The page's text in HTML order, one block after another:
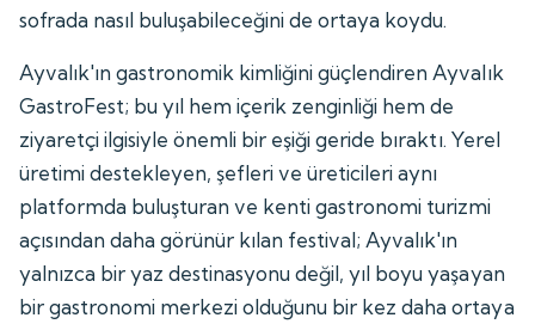
sofrada nasıl buluşabileceğini de ortaya koydu.
Ayvalık'ın gastronomik kimliğini güçlendiren Ayvalık
GastroFest; bu yıl hem içerik zenginliği hem de
ziyaretçi ilgisiyle önemli bir eşiği geride bıraktı. Yerel
üretimi destekleyen, şefleri ve üreticileri aynı
platformda buluşturan ve kenti gastronomi turizmi
açısından daha görünür kılan festival; Ayvalık'ın
yalnızca bir yaz destinasyonu değil, yıl boyu yaşayan
bir gastronomi merkezi olduğunu bir kez daha ortaya